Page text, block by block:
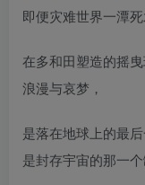
即便灾难世界一潭
在多和田塑造的摇
浪漫与哀梦，
是落在地球上的最
是封存宇宙的那一